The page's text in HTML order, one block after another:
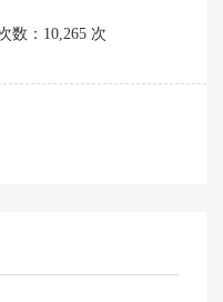
数：10,265 次